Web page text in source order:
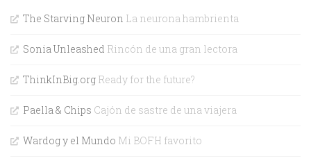
The Starving Neuron La neurona hambrienta
Sonia Unleashed Rincón de una gran lectora
ThinkInBig.org Ready for the future?
Paella & Chips Cajón de sastre de una viajera
Wardog y el Mundo Mi BOFH favorito